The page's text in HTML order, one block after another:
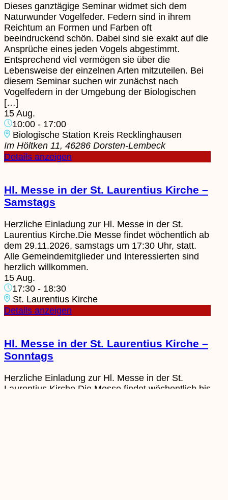
Dieses ganztägige Seminar widmet sich dem
Naturwunder Vogelfeder. Federn sind in ihrem
Reichtum an Formen und Farben oft
beeindruckend schön. Dabei sind sie exakt auf die
Ansprüche eines jeden Vogels abgestimmt.
Entsprechend viel vermögen sie über die
Lebensweise der einzelnen Arten mitzuteilen. Bei
diesem Seminar suchen wir zunächst nach
Vogelfedern in der Umgebung der Biologischen
[…]
15 Aug.
10:00 - 17:00
Biologische Station Kreis Recklinghausen
Im Höltken 11, 46286 Dorsten-Lembeck
Details anzeigen
Hl. Messe in der St. Laurentius Kirche –
Samstags
Herzliche Einladung zur Hl. Messe in der St.
Laurentius Kirche.Die Messe findet wöchentlich ab
dem 29.11.2026, samstags um 17:30 Uhr, statt.
Alle Gemeindemitglieder und Interessierten sind
herzlich willkommen.
15 Aug.
17:30 - 18:30
St. Laurentius Kirche
Details anzeigen
Hl. Messe in der St. Laurentius Kirche –
Sonntags
Herzliche Einladung zur Hl. Messe in der St.
Laurentius Kirche.Die Messe findet wöchentlich bis